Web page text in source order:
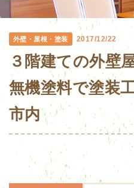
外壁・屋根・塗装 2017/12/22
３階建ての外壁
無機塗料で塗装
市内